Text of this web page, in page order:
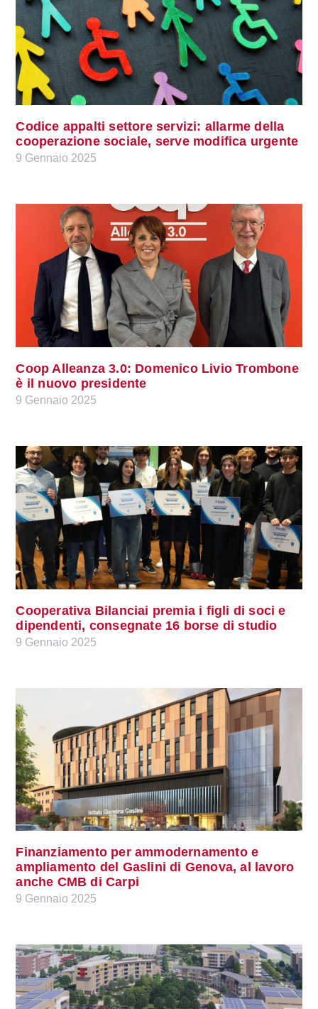
Codice appalti settore servizi: allarme della
cooperazione sociale, serve modifica urgente
9 Gennaio 2025
Coop Alleanza 3.0: Domenico Livio Trombone
è il nuovo presidente
9 Gennaio 2025
Cooperativa Bilanciai premia i figli di soci e
dipendenti, consegnate 16 borse di studio
9 Gennaio 2025
Finanziamento per ammodernamento e
ampliamento del Gaslini di Genova, al lavoro
anche CMB di Carpi
9 Gennaio 2025